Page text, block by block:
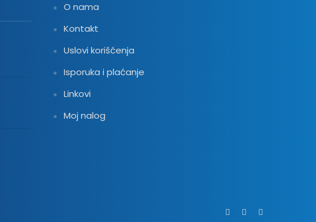
O nama
Kontakt
Uslovi korišćenja
Isporuka i plaćanje
Linkovi
Moj nalog